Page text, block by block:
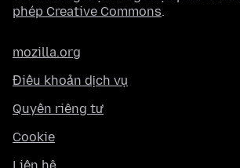
phép Creative Commons.
mozilla.org
Điều khoản dịch vụ
Quyền riêng tư
Cookie